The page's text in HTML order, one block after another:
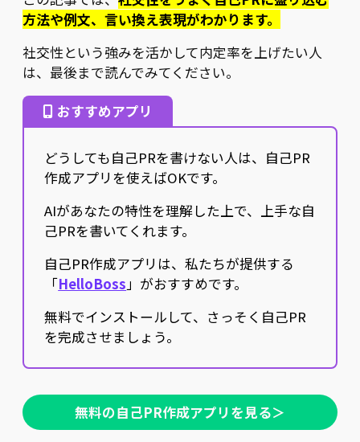
方法や例文、言い換え表現がわかります。
社交性という強みを活かして内定率を上げたい人
は、最後まで読んでみてください。
おすすめアプリ
どうしても自己PRを書けない人は、自己PR
作成アプリを使えばOKです。
AIがあなたの特性を理解した上で、上手な自
己PRを書いてくれます。
自己PR作成アプリは、私たちが提供する
「HelloBoss」がおすすめです。
無料でインストールして、さっそく自己PR
を完成させましょう。
無料の自己PR作成アプリを見る＞